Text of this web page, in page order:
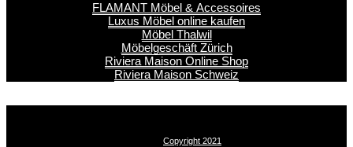
FLAMANT Möbel & Accessoires
Luxus Möbel online kaufen
Möbel Thalwil
Möbelgeschäft Zürich
Riviera Maison Online Shop
Riviera Maison Schweiz
Copyright 2021